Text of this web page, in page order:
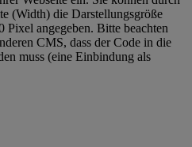
(Width) die Darstellungsgröße
Pixel angegeben. Bitte beachten
CMS, dass der Code in die
muss (eine Einbindung als